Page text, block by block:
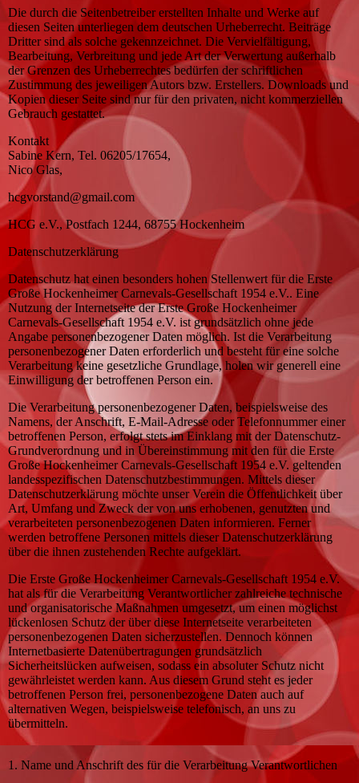
Die durch die Seitenbetreiber erstellten Inhalte und Werke auf
diesen Seiten unterliegen dem deutschen Urheberrecht. Beiträge
Dritter sind als solche gekennzeichnet. Die Vervielfältigung,
Bearbeitung, Verbreitung und jede Art der Verwertung außerhalb
der Grenzen des Urheberrechtes bedürfen der schriftlichen
Zustimmung des jeweiligen Autors bzw. Erstellers. Downloads und
Kopien dieser Seite sind nur für den privaten, nicht kommerziellen
Gebrauch gestattet.
Kontakt
Sabine Kern, Tel. 06205/17654,
Nico Glas,
hcgvorstand@gmail.com
HCG e.V., Postfach 1244, 68755 Hockenheim
Datenschutzerklärung
Datenschutz hat einen besonders hohen Stellenwert für die Erste
Große Hockenheimer Carnevals-Gesellschaft 1954 e.V.. Eine
Nutzung der Internetseite der Erste Große Hockenheimer
Carnevals-Gesellschaft 1954 e.V. ist grundsätzlich ohne jede
Angabe personenbezogener Daten möglich. Ist die Verarbeitung
personenbezogener Daten erforderlich und besteht für eine solche
Verarbeitung keine gesetzliche Grundlage, holen wir generell eine
Einwilligung der betroffenen Person ein.
Die Verarbeitung personenbezogener Daten, beispielsweise des
Namens, der Anschrift, E-Mail-Adresse oder Telefonnummer einer
betroffenen Person, erfolgt stets im Einklang mit der Datenschutz-
Grundverordnung und in Übereinstimmung mit den für die Erste
Große Hockenheimer Carnevals-Gesellschaft 1954 e.V. geltenden
landesspezifischen Datenschutzbestimmungen. Mittels dieser
Datenschutzerklärung möchte unser Verein die Öffentlichkeit über
Art, Umfang und Zweck der von uns erhobenen, genutzten und
verarbeiteten personenbezogenen Daten informieren. Ferner
werden betroffene Personen mittels dieser Datenschutzerklärung
über die ihnen zustehenden Rechte aufgeklärt.
Die Erste Große Hockenheimer Carnevals-Gesellschaft 1954 e.V.
hat als für die Verarbeitung Verantwortlicher zahlreiche technische
und organisatorische Maßnahmen umgesetzt, um einen möglichst
lückenlosen Schutz der über diese Internetseite verarbeiteten
personenbezogenen Daten sicherzustellen. Dennoch können
Internetbasierte Datenübertragungen grundsätzlich
Sicherheitslücken aufweisen, sodass ein absoluter Schutz nicht
gewährleistet werden kann. Aus diesem Grund steht es jeder
betroffenen Person frei, personenbezogene Daten auch auf
alternativen Wegen, beispielsweise telefonisch, an uns zu
übermitteln.
1. Name und Anschrift des für die Verarbeitung Verantwortlichen